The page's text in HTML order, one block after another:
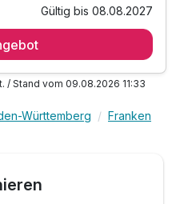
(20 Minuten)
Buffet und warmen
zu 2 Saunen, Liegewiese
Gültig bis 08.08.2027
/ Stand vom 09.08.2026 11:33
Württemberg
Franken